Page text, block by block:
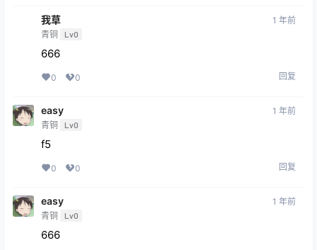
我草
青铜 Lv0
1 年前
666
0 0 回复
easy
青铜 Lv0
1 年前
f5
0 0 回复
easy
青铜 Lv0
1 年前
666